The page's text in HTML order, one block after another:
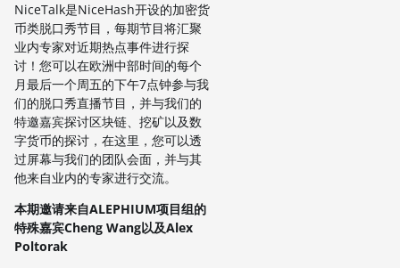
NiceTalk是NiceHash开设的加密货
币类脱口秀节目，每期节目将汇聚
业内专家对近期热点事件进行探
讨！您可以在欧洲中部时间的每个
月最后一个周五的下午7点钟参与我
们的脱口秀直播节目，并与我们的
特邀嘉宾探讨区块链、挖矿以及数
字货币的探讨，在这里，您可以透
过屏幕与我们的团队会面，并与其
他来自业内的专家进行交流。
本期邀请来自ALEPHIUM项目组的
特殊嘉宾Cheng Wang以及Alex
Poltorak